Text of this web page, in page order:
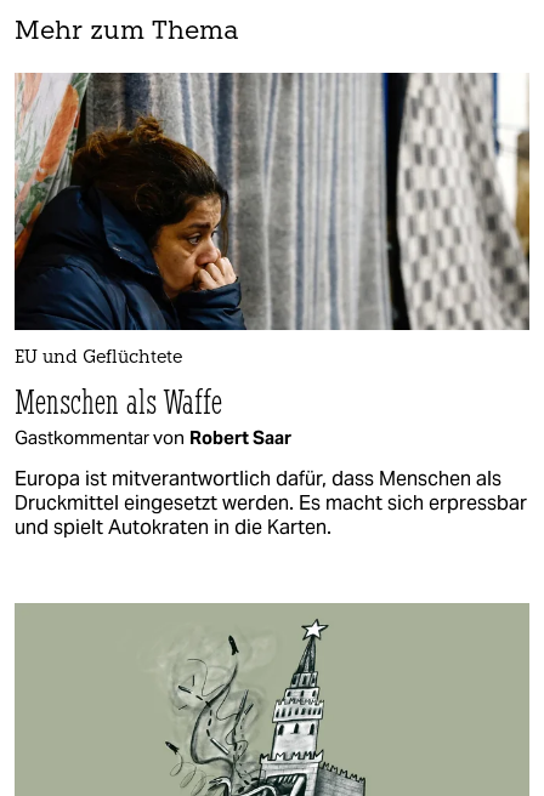
Mehr zum Thema
EU und Geflüchtete
Menschen als Waffe
Gastkommentar von Robert Saar
Europa ist mitverantwortlich dafür, dass Menschen als
Druckmittel eingesetzt werden. Es macht sich erpressbar
und spielt Autokraten in die Karten.